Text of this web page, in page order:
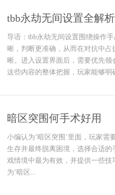
tbb永劫无间设置全解
导语：tbb永劫无间设置围绕操作
晰，判断更准确，从而在对抗中
晰。进入设置界面后，需要优先
这些内容的整体把握，玩家能够
暗区突围何手术好用
小编认为‘暗区突围’里面，玩家
生存并最终脱离困境，选择合适
戏情境中最为有效，并提供一些
为‘暗区...